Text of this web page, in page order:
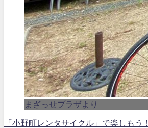
まざっせプラザより
「小野町レンタサイクル」で楽しもう！